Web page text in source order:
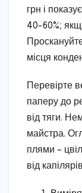
грн і
40-60%;
місця
Перевірте
паперу до
від тяги.
майстра.
плями –
від